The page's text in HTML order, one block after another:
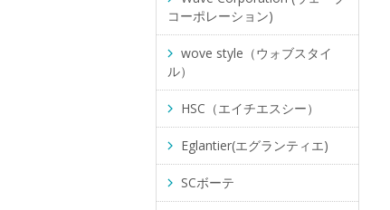
コーポレーション)
wove style（ウォブスタイ
ル）
HSC（エイチエスシー）
Eglantier(エグランティエ)
SCボーテ